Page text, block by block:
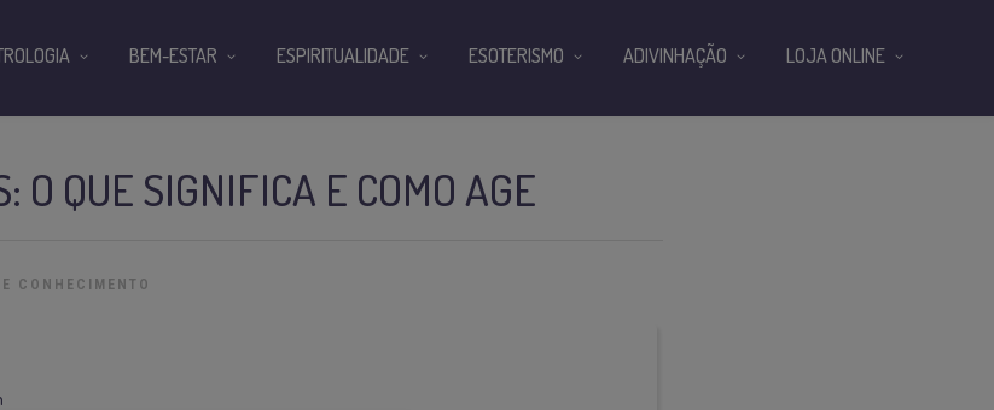
O QUE SIGNIFICA E COMO AGE
E CONHECIMENTO
BEM-ESTAR ESPIRITUALIDADE ESOTERISMO ADIVINHAÇÃO LOJA ONLINE